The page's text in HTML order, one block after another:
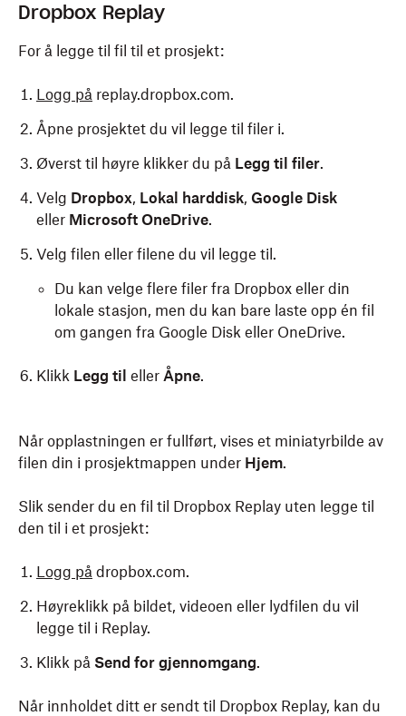
Dropbox Replay
For å legge til fil til et prosjekt:
Logg på replay.dropbox.com.
Åpne prosjektet du vil legge til filer i.
Øverst til høyre klikker du på Legg til filer.
Velg Dropbox, Lokal harddisk, Google Disk
eller Microsoft OneDrive.
Velg filen eller filene du vil legge til.
Du kan velge flere filer fra Dropbox eller din
lokale stasjon, men du kan bare laste opp én fil
om gangen fra Google Disk eller OneDrive.
Klikk Legg til eller Åpne.
Når opplastningen er fullført, vises et miniatyrbilde av
filen din i prosjektmappen under Hjem.
Slik sender du en fil til Dropbox Replay uten legge til
den til i et prosjekt:
Logg på dropbox.com.
Høyreklikk på bildet, videoen eller lydfilen du vil
legge til i Replay.
Klikk på Send for gjennomgang.
Når innholdet ditt er sendt til Dropbox Replay, kan du